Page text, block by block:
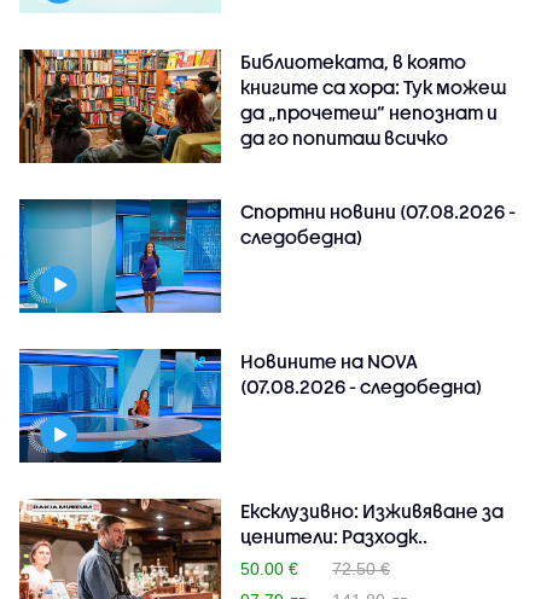
Библиотеката, в която
книгите са хора: Тук можеш
да „прочетеш“ непознат и
да го попиташ всичко
Спортни новини (07.08.2026 -
следобедна)
Новините на NOVA
(07.08.2026 - следобедна)
Ексклузивно: Изживяване за
ценители: Разходк..
50.00 €
72.50 €